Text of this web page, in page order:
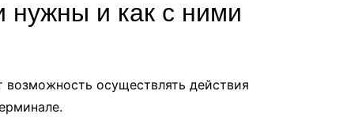
нужны и как с ними
осуществлять действия